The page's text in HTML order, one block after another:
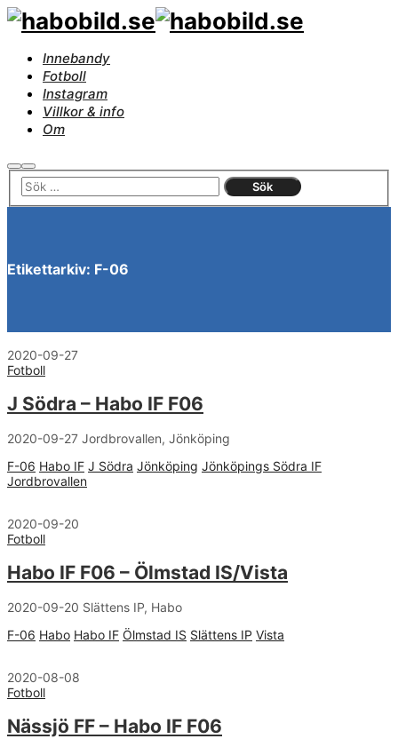
Innebandy
Fotboll
Instagram
Villkor & info
Om
SökHuvudmeny
Etikettarkiv: F-06
2020-09-27
Fotboll
J Södra – Habo IF F06
2020-09-27 Jordbrovallen, Jönköping
F-06 Habo IF J Södra Jönköping Jönköpings Södra IF
Jordbrovallen
2020-09-20
Fotboll
Habo IF F06 – Ölmstad IS/Vista
2020-09-20 Slättens IP, Habo
F-06 Habo Habo IF Ölmstad IS Slättens IP Vista
2020-08-08
Fotboll
Nässjö FF – Habo IF F06